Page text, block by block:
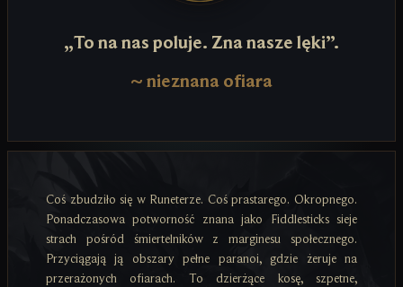
„To na nas poluje. Zna nasze lęki”.
~nieznana ofiara
Coś zbudziło się w Runeterze. Coś prastarego. Okropnego.
Ponadczasowa potworność znana jako Fiddlesticks sieje
strach pośród śmiertelników z marginesu społecznego.
Przyciągają ją obszary pełne paranoi, gdzie żeruje na
przerażonych ofiarach. To dzierżące kosę, szpetne,